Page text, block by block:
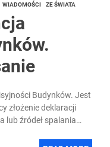
WIADOMOŚCI ZE ŚWIATA
Budynków. Jest
złożenie deklaracji
lub źródeł spalania